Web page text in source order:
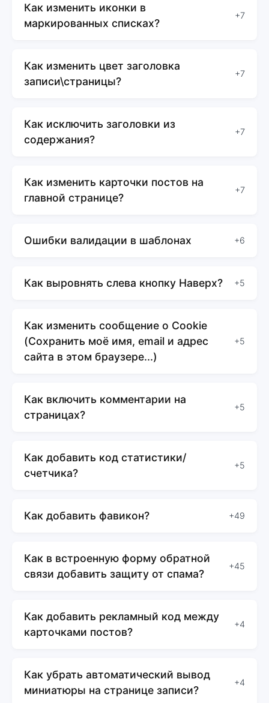
Как изменить иконки в
маркированных списках?
+7
Как изменить цвет заголовка
записи\страницы?
+7
Как исключить заголовки из
содержания?
+7
Как изменить карточки постов на
главной странице?
+7
Ошибки валидации в шаблонах +6
Как выровнять слева кнопку Наверх? +5
Как изменить сообщение о Cookie
(Сохранить моё имя, email и адрес
сайта в этом браузере...)
+5
Как включить комментарии на
страницах?
+5
Как добавить код статистики/
счетчика?
+5
Как добавить фавикон? +49
Как в встроенную форму обратной
связи добавить защиту от спама?
+45
Как добавить рекламный код между
карточками постов?
+4
Как убрать автоматический вывод
миниатюры на странице записи?
+4